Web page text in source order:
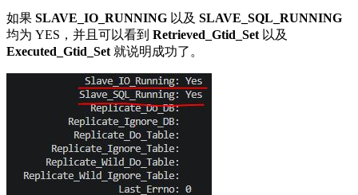
如果 SLAVE_IO_RUNNING 以及 SLAVE_SQL_RUNNING
均为 YES，并且可以看到 Retrieved_Gtid_Set 以及
Executed_Gtid_Set 就说明成功了。